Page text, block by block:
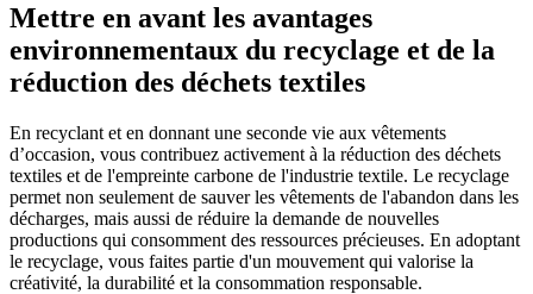
Mettre en avant les avantages
environnementaux du recyclage et de la
réduction des déchets textiles
En recyclant et en donnant une seconde vie aux vêtements
d’occasion, vous contribuez activement à la réduction des déchets
textiles et de l'empreinte carbone de l'industrie textile. Le recyclage
permet non seulement de sauver les vêtements de l'abandon dans les
décharges, mais aussi de réduire la demande de nouvelles
productions qui consomment des ressources précieuses. En adoptant
le recyclage, vous faites partie d'un mouvement qui valorise la
créativité, la durabilité et la consommation responsable.